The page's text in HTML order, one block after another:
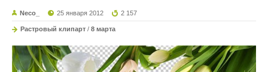
Neco_ 25 января 2012 2 157
Растровый клипарт / 8 марта